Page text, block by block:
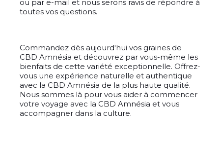
ou par e-mail et nous serons ravis de répondre à
toutes vos questions.
Commandez dès aujourd'hui vos graines de
CBD Amnésia et découvrez par vous-même les
bienfaits de cette variété exceptionnelle. Offrez-
vous une expérience naturelle et authentique
avec la CBD Amnésia de la plus haute qualité.
Nous sommes là pour vous aider à commencer
votre voyage avec la CBD Amnésia et vous
accompagner dans la culture.